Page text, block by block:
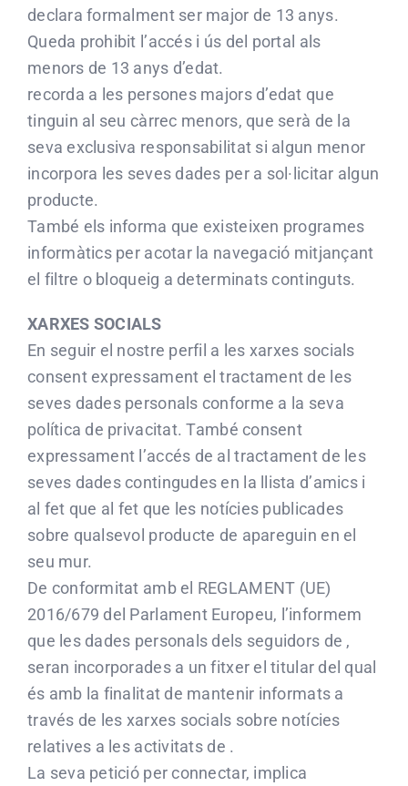
declara formalment ser major de 13 anys.
Queda prohibit l’accés i ús del portal als
menors de 13 anys d’edat.
recorda a les persones majors d’edat que
tinguin al seu càrrec menors, que serà de la
seva exclusiva responsabilitat si algun menor
incorpora les seves dades per a sol·licitar algun
producte.
També els informa que existeixen programes
informàtics per acotar la navegació mitjançant
el filtre o bloqueig a determinats continguts.
XARXES SOCIALS
En seguir el nostre perfil a les xarxes socials
consent expressament el tractament de les
seves dades personals conforme a la seva
política de privacitat. També consent
expressament l’accés de al tractament de les
seves dades contingudes en la llista d’amics i
al fet que al fet que les notícies publicades
sobre qualsevol producte de apareguin en el
seu mur.
De conformitat amb el REGLAMENT (UE)
2016/679 del Parlament Europeu, l’informem
que les dades personals dels seguidors de ,
seran incorporades a un fitxer el titular del qual
és amb la finalitat de mantenir informats a
través de les xarxes socials sobre notícies
relatives a les activitats de .
La seva petició per connectar, implica